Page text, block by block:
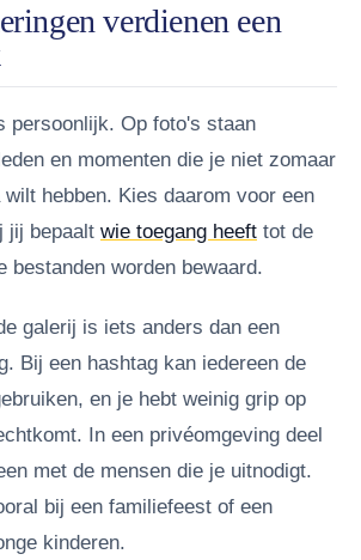
verdienen een
persoonlijk. Op foto's staan
en momenten die je niet zomaar
hebben. Kies daarom voor een
jij bepaalt wie toegang heeft tot de
bestanden worden bewaard.
galerij is iets anders dan een
Bij een hashtag kan iedereen de
en je hebt weinig grip op
In een privéomgeving deel
met de mensen die je uitnodigt.
bij een familiefeest of een
kinderen.